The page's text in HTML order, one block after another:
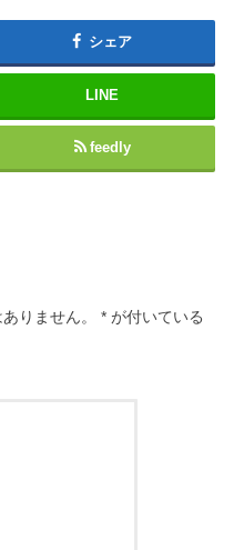
シェア
LINE
feedly
りません。 * が付いている